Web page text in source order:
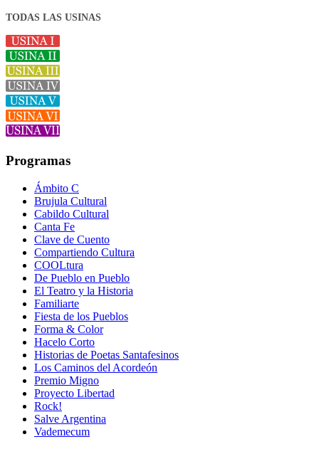
TODAS LAS USINAS
Programas
Ámbito C
Brujula Cultural
Cabildo Cultural
Canta Fe
Clave de Cuento
Compartiendo Cultura
COOLtura
De Pueblo en Pueblo
El Teatro y la Historia
Familiarte
Fiesta de los Pueblos
Forma & Color
Hacelo Corto
Historias de Poetas Santafesinos
Los Caminos del Acordeón
Premio Migno
Proyecto Libertad
Rock!
Salve Argentina
Vademecum